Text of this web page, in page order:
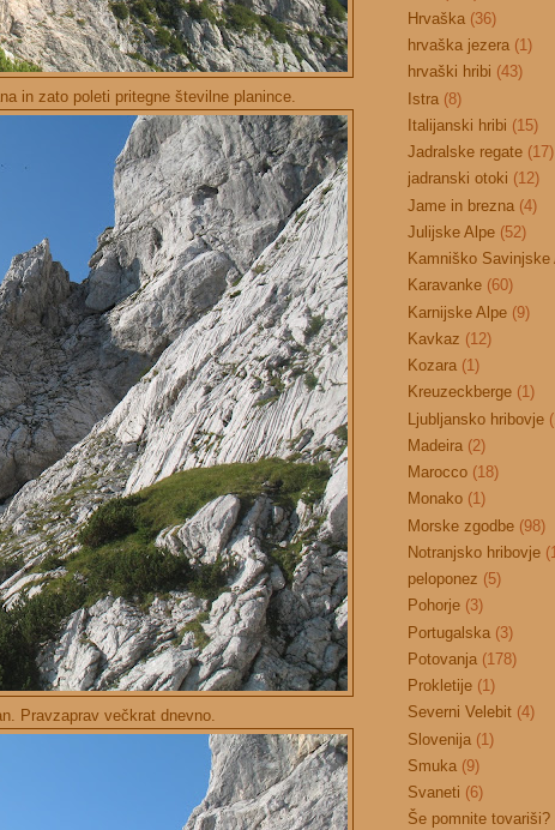
in zato poleti pritegne številne planince.
Pravzaprav večkrat dnevno.
Hrvaška (36)
hrvaška jezera (1)
hrvaški hribi (43)
Istra (8)
Italijanski hribi (15)
Jadralske regate (17)
jadranski otoki (12)
Jame in brezna (4)
Julijske Alpe (52)
Kamniško Savinjske
Karavanke (60)
Karnijske Alpe (9)
Kavkaz (12)
Kozara (1)
Kreuzeckberge (1)
Ljubljansko hribovje
Madeira (2)
Marocco (18)
Monako (1)
Morske zgodbe (98)
Notranjsko hribovje
peloponez (5)
Pohorje (3)
Portugalska (3)
Potovanja (178)
Prokletije (1)
Severni Velebit (4)
Slovenija (1)
Smuka (9)
Svaneti (6)
Še pomnite tovariši?